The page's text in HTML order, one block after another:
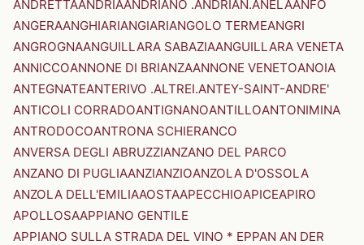
ANDRETTAANDRIAANDRIANO .ANDRIAN.ANELAANFO
ANGERAANGHIARIANGIARIANGOLO TERMEANGRI
ANGROGNAANGUILLARA SABAZIAANGUILLARA VENETA
ANNICCOANNONE DI BRIANZAANNONE VENETOANOIA
ANTEGNATEANTERIVO .ALTREI.ANTEY-SAINT-ANDRE'
ANTICOLI CORRADOANTIGNANOANTILLOANTONIMINA
ANTRODOCOANTRONA SCHIERANCO
ANVERSA DEGLI ABRUZZIANZANO DEL PARCO
ANZANO DI PUGLIAANZIANZIOANZOLA D'OSSOLA
ANZOLA DELL'EMILIAAOSTAAPECCHIOAPICEAPIRO
APOLLOSAAPPIANO GENTILE
APPIANO SULLA STRADA DEL VINO * EPPAN AN DER